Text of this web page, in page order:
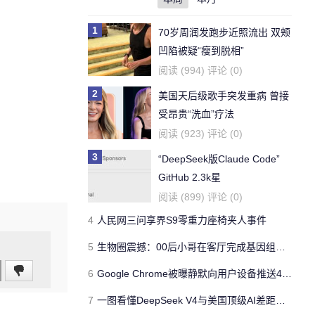
1
70岁周润发跑步近照流出 双颊
凹陷被疑“瘦到脱相”
阅读 (994) 评论 (0)
2
美国天后级歌手突发重病 曾接
受昂贵“洗血”疗法
阅读 (923) 评论 (0)
3
“DeepSeek版Claude Code”
GitHub 2.3k星
阅读 (899) 评论 (0)
4 人民网三问享界S9零重力座椅夹人事件
5 生物圈震撼：00后小哥在客厅完成基因组测序 27亿美金壁垒塌了
6 Google Chrome被曝静默向用户设备推送4GB本地AI模型
7 一图看懂DeepSeek V4与美国顶级AI差距：落后8个月